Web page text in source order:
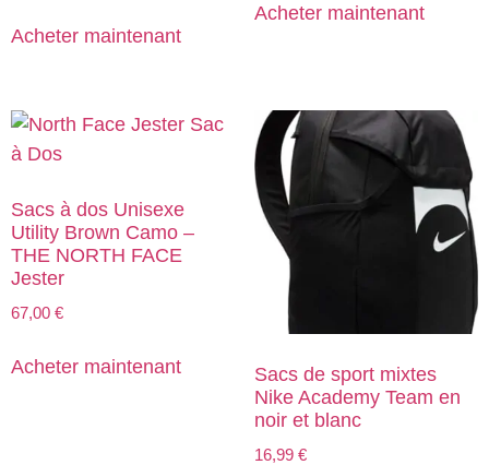
Acheter maintenant
Acheter maintenant
Sacs à dos Unisexe
Utility Brown Camo –
THE NORTH FACE
Jester
67,00 €
Acheter maintenant
Sacs de sport mixtes
Nike Academy Team en
noir et blanc
16,99 €